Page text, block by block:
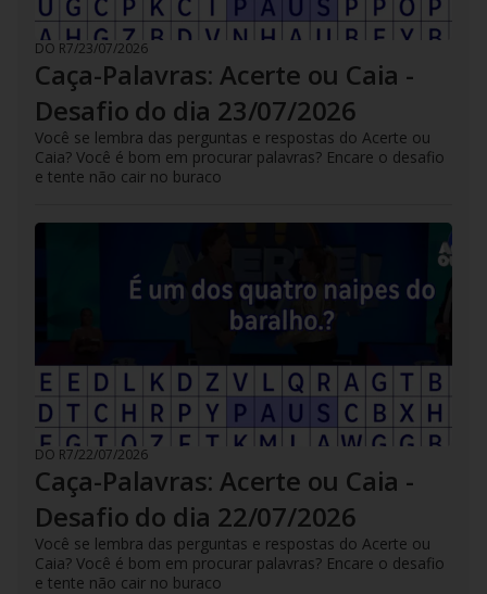
DO R7/23/07/2026
Caça-Palavras: Acerte ou Caia -
Desafio do dia 23/07/2026
Você se lembra das perguntas e respostas do Acerte ou
Caia? Você é bom em procurar palavras? Encare o desafio
e tente não cair no buraco
DO R7/22/07/2026
Caça-Palavras: Acerte ou Caia -
Desafio do dia 22/07/2026
Você se lembra das perguntas e respostas do Acerte ou
Caia? Você é bom em procurar palavras? Encare o desafio
e tente não cair no buraco